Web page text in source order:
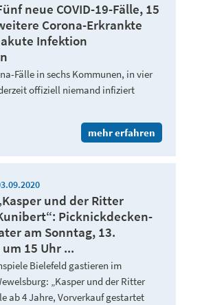
neue COVID-19-Fälle, 15
Corona-Erkrankte
Infektion
Fälle in sechs Kommunen, in vier
offiziell niemand infiziert
mehr erfahren
und der Ritter
Picknickdecken-
am Sonntag, 13.
15 Uhr ...
Bielefeld gastieren im
„Kasper und der Ritter
ab 4 Jahre, Vorverkauf gestartet